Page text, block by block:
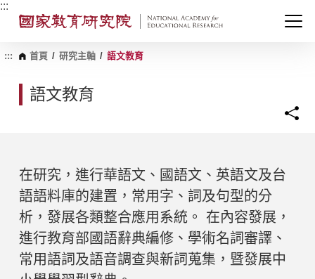
跳
內
:::
::: 首頁 / 研究主軸 / 語文教育
語文教育
在研究，進行華語文、國語文、英語文及台
語語料庫的建置，常用字、詞及句型的分
析，發展各類整合應用系統。 在內容發展，
進行教育部國語辭典編修、學術名詞審譯、
常用語詞及語音調查與新詞蒐集，暨發展中